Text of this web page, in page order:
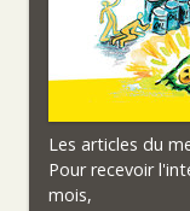
Les articles du
Pour recevoir
mois,